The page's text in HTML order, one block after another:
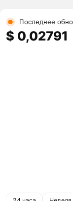
Последнее
$ 0,02791